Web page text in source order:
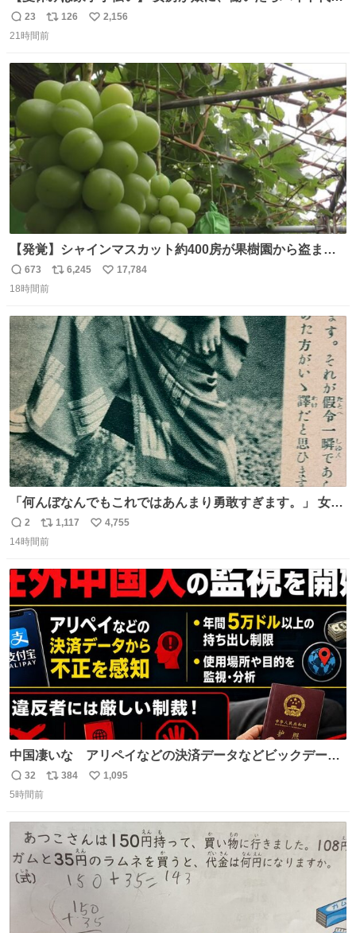
らえば？と言ったら、娘は、いらない、と言って黙々と働
いてくれました。 あとでソフトクリーム買ってやろうと思
返
信
23
リ
ポ
ト
数
126
い
数
2,156
21時間前
【発覚】シャインマスカット約400房が果樹園から盗まれ
る 栃木・佐野市 news.livedoor.com/article/detail… 被害
に遭った果樹園には防犯カメラなどはなく、シャインマス
今年に入って同様の被害は確認されておらず、警察はパト
ロールを強化する。
返
信
673
リ
ト
数
6,245
い
数
17,784
18時間前
「何んぼなんでもこれではあんまり勇敢すぎます。」 女性
の立ち振る舞い指南コーナーで、大股を「下品」や「はし
たない」という言葉を使わず「勇敢すぎます」と洒落っ気
っていきたい… （昭和4年婦人倶楽部新年号より）
返
信
2
リ
ポ
ト
数
1,117
い
数
4,755
14時間前
中国凄いな アリペイなどの決済データなどビックデータ
で海外にいる中国人の監視をはじめ、多額の資金決済など
があれば帰国命令を出しはじめたらしい。そして、パスポ
返
信
32
リ
ト
384
い
数
1,095
5時間前